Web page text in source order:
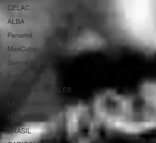
CELAC
ALBA
Panamá
MasCuba
Somos Caribe
SANTA CRUZ
INTERNACIONALES
NICARAGUA
BRASIL